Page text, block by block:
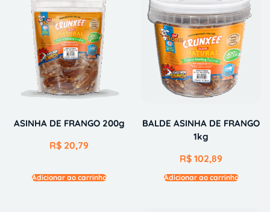
ASINHA DE FRANGO 200g
R$ 20,79
Adicionar ao carrinho
BALDE ASINHA DE FRANGO
1kg
R$ 102,89
Adicionar ao carrinho